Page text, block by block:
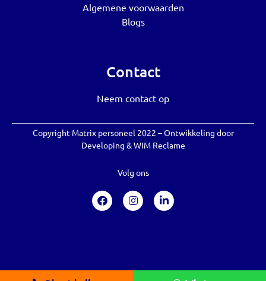
Algemene voorwaarden
Blogs
Contact
Neem contact op
Copyright Matrix personeel 2022 – Ontwikkeling door
Developing &WIM Reclame
Volg ons